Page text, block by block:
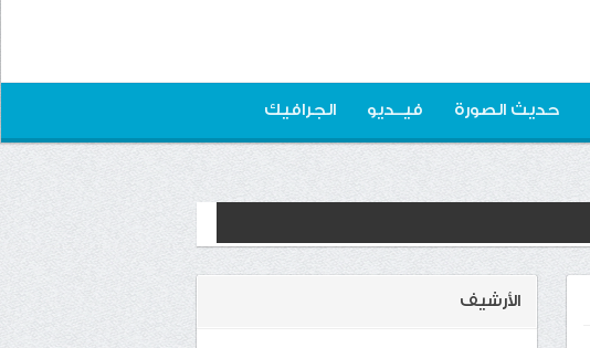
حديث الصورة فيــديو الجرافيك
الأرشيف